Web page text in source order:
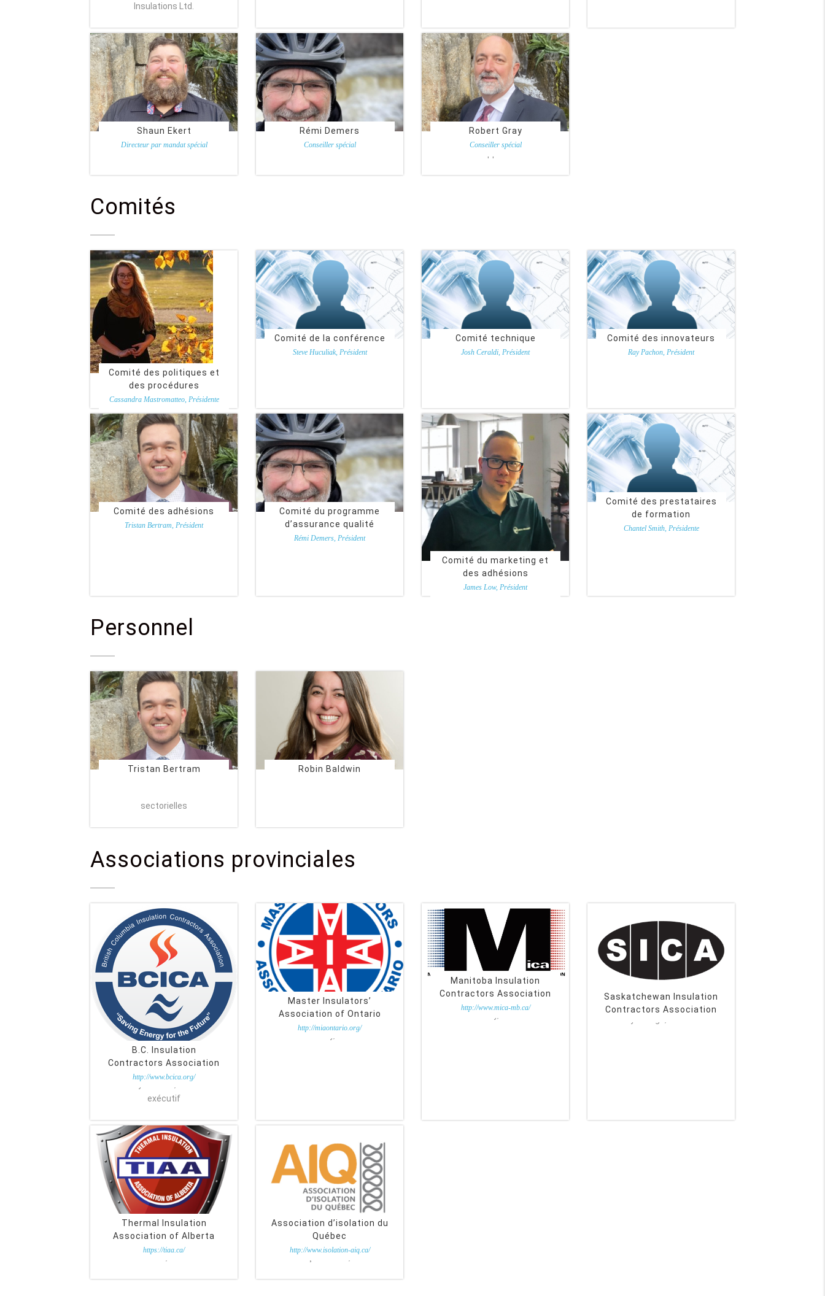
Insulations Ltd.
Shaun Ekert
Directeur par mandat spécial
Rémi Demers
Conseiller spécial
Robert Gray
Conseiller spécial
Comités
Comité des politiques et
des procédures
Cassandra Mastromatteo, Présidente
Comité de la conférence
Steve Huculiak, Président
Comité technique
Josh Ceraldi, Président
Comité des innovateurs
Ray Pachon, Président
Comité des adhésions
Tristan Bertram, Président
Comité du programme
d’assurance qualité
Rémi Demers, Président
Comité du marketing et
des adhésions
James Low, Président
Comité des prestataires
de formation
Chantel Smith, Présidente
Personnel
Tristan Bertram
sectorielles
Robin Baldwin
Associations provinciales
B.C. Insulation
Contractors Association
http://www.bcica.org/
Bradley Budden, Directeur
exécutif
Master Insulators’
Association of Ontario
http://miaontario.org/
Charlie Stuckey, Gestionnaire
Manitoba Insulation
Contractors Association
http://www.mica-mb.ca/
Robert Gray, Président
Saskatchewan Insulation
Contractors Association
Thermal Insulation
Association of Alberta
https://tiaa.ca/
Connie Pruden, Gestionnaire
Association d’isolation du
Québec
http://www.isolation-aiq.ca/
Jean-François Godin, Président